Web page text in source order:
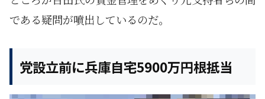
である疑問が噴出しているのだ。
党設立前に兵庫自宅5900万円根抵当